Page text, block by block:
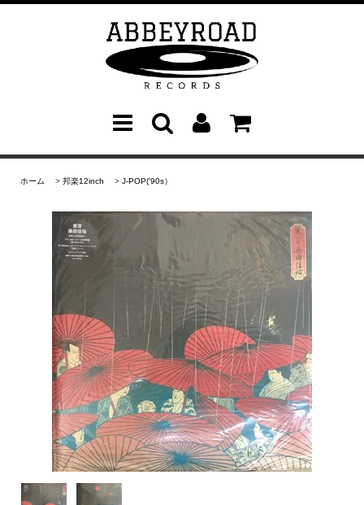
ホーム > 邦楽12inch > J-POP('90s）